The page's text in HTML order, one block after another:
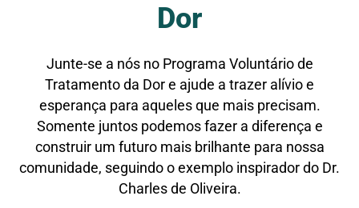
Dor
Junte-se a nós no Programa Voluntário de
Tratamento da Dor e ajude a trazer alívio e
esperança para aqueles que mais precisam.
Somente juntos podemos fazer a diferença e
construir um futuro mais brilhante para nossa
comunidade, seguindo o exemplo inspirador do Dr.
Charles de Oliveira.